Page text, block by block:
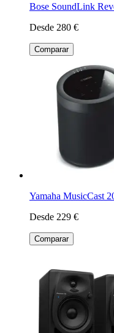
Bose SoundLink
Desde 280 €
Comparar
Yamaha MusicCast
Desde 229 €
Comparar